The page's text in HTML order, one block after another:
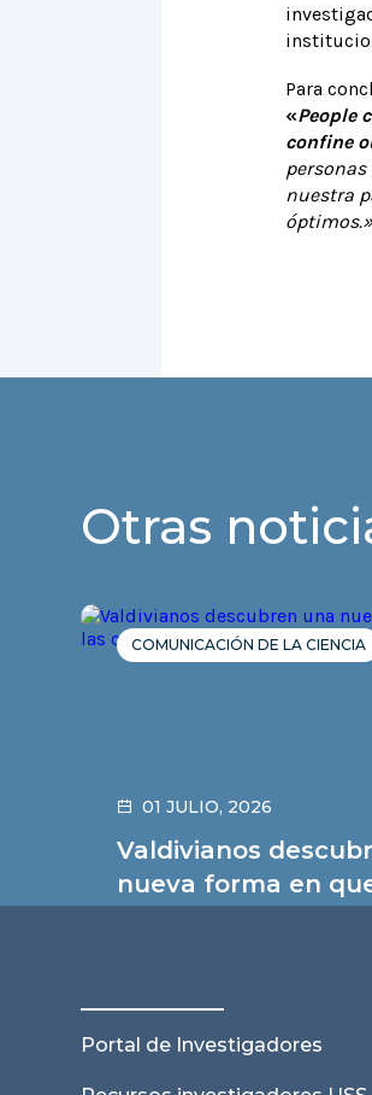
Para
«People
confine
personas
nuestra
Otras
COMUNICACIÓN DE LA CIENCIA
01 JULIO, 2026
Valdivianos
nueva forma en
Portal de Investigadores